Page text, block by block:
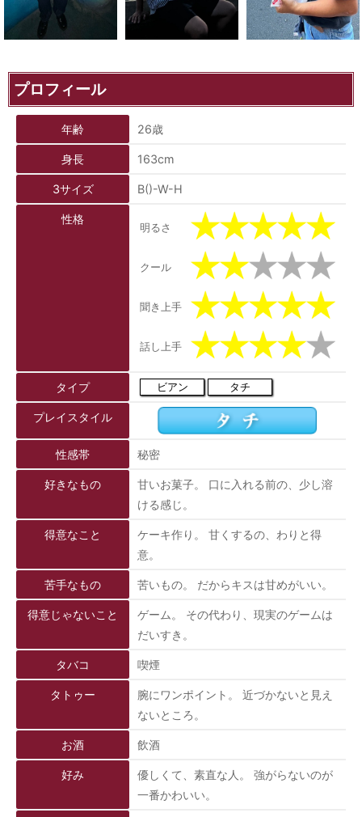
プロフィール
年齢 26歳
身長 163cm
3サイズ B()-W-H
性格
明るさ
クール
聞き上手
話し上手
タイプ ビアン タチ
プレイスタイル
性感帯 秘密
好きなもの
甘いお菓子。 口に入れる前の、少し溶
ける感じ。
得意なこと
ケーキ作り。 甘くするの、わりと得
意。
苦手なもの 苦いもの。 だからキスは甘めがいい。
得意じゃないこと
ゲーム。 その代わり、現実のゲームは
だいすき。
タバコ 喫煙
タトゥー
腕にワンポイント。 近づかないと見え
ないところ。
お酒 飲酒
好み
優しくて、素直な人。 強がらないのが
一番かわいい。